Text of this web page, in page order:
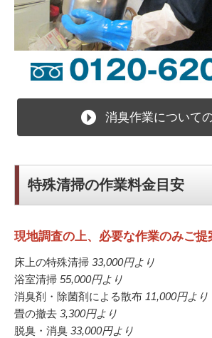
消臭作業について
特殊清掃の作業料金目安
現地調査の上、必要な作業のみご提
床上の特殊清掃 33,000円より
浴室清掃 55,000円より
消臭剤・除菌剤による散布 11,000円より
畳の撤去 3,300円より
脱臭・消臭 33,000円より